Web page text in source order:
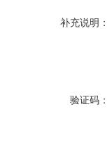
补充说明：
验证码：